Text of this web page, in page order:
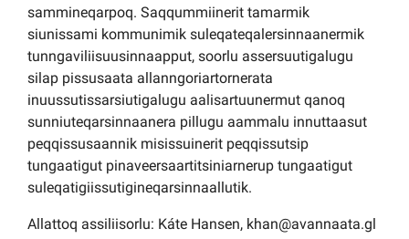
sammineqarpoq. Saqqummiinerit tamarmik
siunissami kommunimik suleqateqalersinnaanermik
tunngaviliisuusinnaapput, soorlu assersuutigalugu
silap pissusaata allanngoriartornerata
inuussutissarsiutigalugu aalisartuunermut qanoq
sunniuteqarsinnaanera pillugu aammalu innuttaasut
peqqissusaannik misissuinerit peqqissutsip
tungaatigut pinaveersaartitsiniarnerup tungaatigut
suleqatigiissutigineqarsinnaallutik.
Allattoq assiliisorlu: Káte Hansen, khan@avannaata.gl